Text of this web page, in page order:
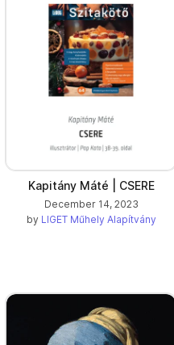
Kapitány Máté | CSERE
December 14, 2023
by LIGET Műhely Alapítvány